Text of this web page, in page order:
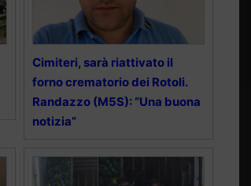
Cimiteri, sarà riattivato il
forno crematorio dei Rotoli.
Randazzo (M5S): “Una buona
notizia”